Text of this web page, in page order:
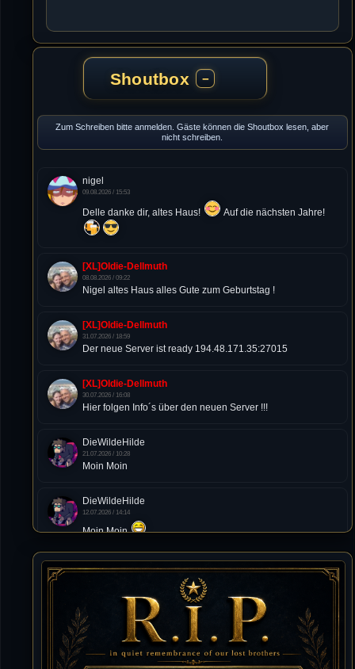
Shoutbox −
Zum Schreiben bitte anmelden. Gäste können die Shoutbox lesen, aber
nicht schreiben.
nigel
09.08.2026 / 15:53
Delle danke dir, altes Haus! Auf die nächsten Jahre!
[XL]Oldie-Dellmuth
08.08.2026 / 09:22
Nigel altes Haus alles Gute zum Geburtstag !
[XL]Oldie-Dellmuth
31.07.2026 / 18:59
Der neue Server ist ready 194.48.171.35:27015
[XL]Oldie-Dellmuth
30.07.2026 / 16:08
Hier folgen Info´s über den neuen Server !!!
DieWildeHilde
21.07.2026 / 10:28
Moin Moin
DieWildeHilde
12.07.2026 / 14:14
Moin Moin
Tommy
Tommy
10.07.2026 / 22:25
Letzte Aktivität:
27. Dez 2023, 22:48